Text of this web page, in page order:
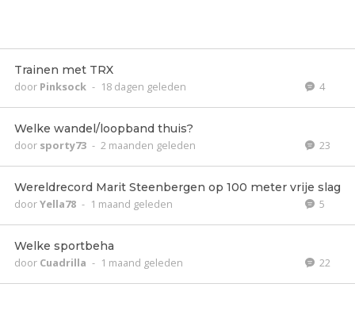
Trainen met TRX
door Pinksock - 18 dagen geleden 4
Welke wandel/loopband thuis?
door sporty73 - 2 maanden geleden 23
Wereldrecord Marit Steenbergen op 100 meter vrije slag
doorYella78 - 1 maand geleden 5
Welke sportbeha
door Cuadrilla - 1 maand geleden 22